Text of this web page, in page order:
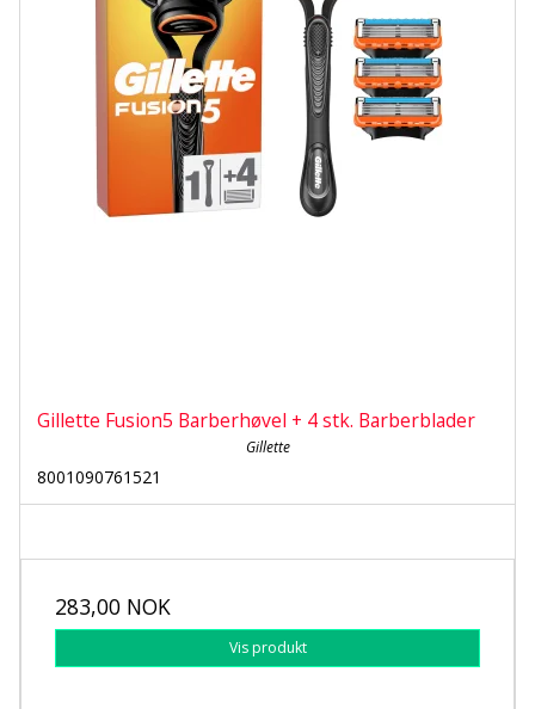
Gillette Fusion5 Barberhøvel + 4 stk. Barberblader
Gillette
8001090761521
283,00 NOK
Vis produkt